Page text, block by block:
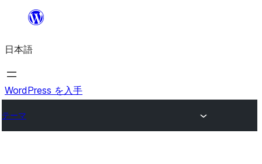
を
ス
キ
プ
日本語
WordPress を入手
テーマ